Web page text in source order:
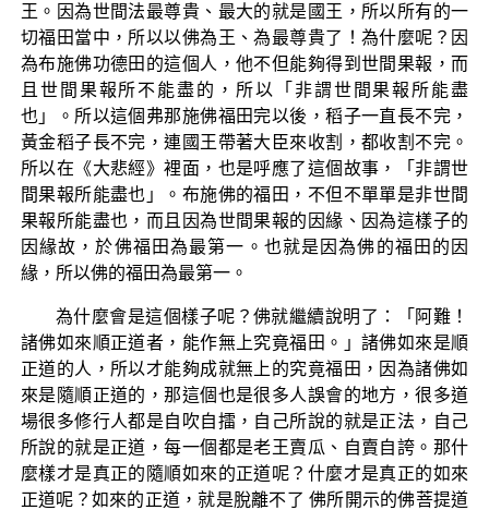
王。因為世間法最尊貴、最大的就是國王，所以所有的一
切福田當中，所以以佛為王、為最尊貴了！為什麼呢？因
為布施佛功德田的這個人，他不但能夠得到世間果報，而
且世間果報所不能盡的，所以「非謂世間果報所能盡
也」。所以這個弗那施佛福田完以後，稻子一直長不完，
黃金稻子長不完，連國王帶著大臣來收割，都收割不完。
所以在《大悲經》裡面，也是呼應了這個故事，「非謂世
間果報所能盡也」。布施佛的福田，不但不單單是非世間
果報所能盡也，而且因為世間果報的因緣、因為這樣子的
因緣故，於佛福田為最第一。也就是因為佛的福田的因
緣，所以佛的福田為最第一。
為什麼會是這個樣子呢？佛就繼續說明了：「阿難！
諸佛如來順正道者，能作無上究竟福田。」諸佛如來是順
正道的人，所以才能夠成就無上的究竟福田，因為諸佛如
來是隨順正道的，那這個也是很多人誤會的地方，很多道
場很多修行人都是自吹自擂，自己所說的就是正法，自己
所說的就是正道，每一個都是老王賣瓜、自賣自誇。那什
麼樣才是真正的隨順如來的正道呢？什麼才是真正的如來
正道呢？如來的正道，就是脫離不了 佛所開示的佛菩提道